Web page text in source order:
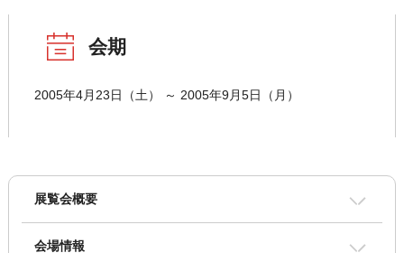
会期
2005年4月23日（土） ～ 2005年9月5日（月）
展覧会概要
会場情報